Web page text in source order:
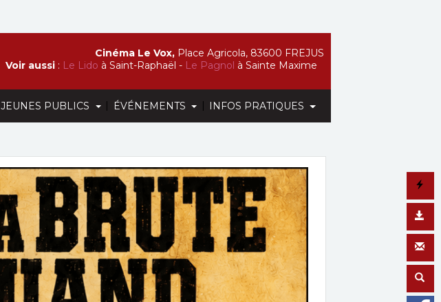
JEUNES PUBLICS | ÉVÉNEMENTS | INFOS PRATIQUES
Cinéma Le Vox, Place Agricola, 83600 FREJUS
Voir aussi : Le Lido à Saint-Raphaël - Le Pagnol à Sainte Maxime